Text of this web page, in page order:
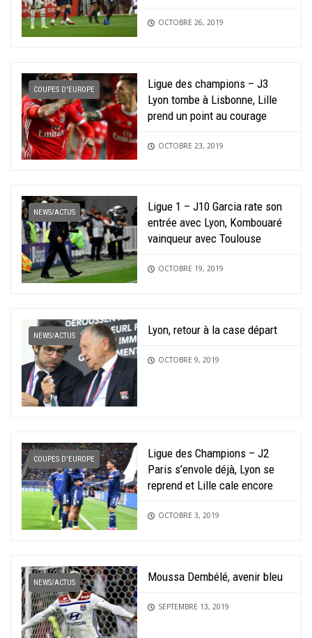
OCTOBRE 26, 2019
COUPES D'EUROPE
Ligue des champions – J3
Lyon tombe à Lisbonne, Lille
prend un point au courage
OCTOBRE 23, 2019
NEWS/ACTUS
Ligue 1 – J10 Garcia rate son
entrée avec Lyon, Kombouaré
vainqueur avec Toulouse
OCTOBRE 19, 2019
NEWS/ACTUS Lyon, retour à la case départ
OCTOBRE 9, 2019
COUPES D'EUROPE
Ligue des Champions – J2
Paris s’envole déjà, Lyon se
reprend et Lille cale encore
OCTOBRE 3, 2019
NEWS/ACTUS Moussa Dembélé, avenir bleu
SEPTEMBRE 13, 2019